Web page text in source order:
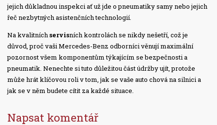
jejich důkladnou inspekci ať už jde o pneumatiky samy nebo jejich
řeč nezbytných asistenčních technologií.
Na kvalitních servisních kontrolách se nikdy nešetří, což je
důvod, proč vaši Mercedes-Benz odborníci věnují maximální
pozornost všem komponentům týkajícím se bezpečnosti a
pneumatik. Nenechte si tuto důležitou část údržby ujít, protože
může hrát klíčovou roli v tom, jak se vaše auto chová na silnici a
jak se v něm budete cítit za každé situace.
Napsat komentář